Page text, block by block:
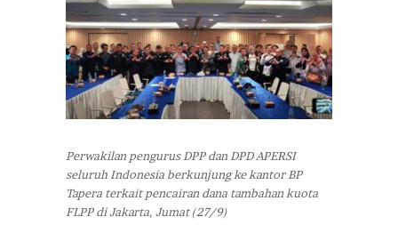
Perwakilan pengurus DPP dan DPD APERSI
seluruh Indonesia berkunjung ke kantor BP
Tapera terkait pencairan dana tambahan kuota
FLPP di Jakarta, Jumat (27/9)